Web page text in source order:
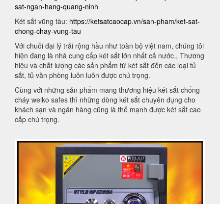
sat-ngan-hang-quang-ninh
Két sắt vũng tàu: https://ketsatcaocap.vn/san-pham/ket-sat-
chong-chay-vung-tau
Với chuỗi đại lý trải rộng hầu như toàn bộ việt nam, chúng tôi
hiện đang là nhà cung cấp két sắt lớn nhất cả nước., Thương
hiệu và chất lượng các sản phẩm từ két sắt đến các loại tủ
sắt, tủ văn phòng luôn luôn được chú trọng.
Cùng với những sản phẩm mang thương hiệu két sắt chống
cháy welko safes thì những dòng két sắt chuyên dụng cho
khách sạn và ngân hàng cũng là thế mạnh được két sắt cao
cấp chú trọng.